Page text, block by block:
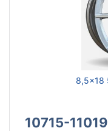
8,5x18
10715-